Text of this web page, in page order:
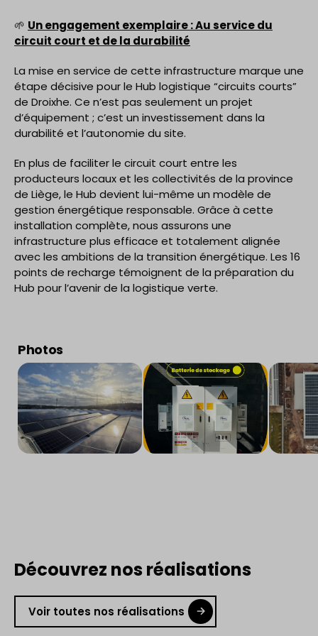
🌱 Un engagement exemplaire : Au service du
circuit court et de la durabilité
La mise en service de cette infrastructure marque une
étape décisive pour le Hub logistique “circuits courts”
de Droixhe. Ce n’est pas seulement un projet
d’équipement ; c’est un investissement dans la
durabilité et l’autonomie du site.
En plus de faciliter le circuit court entre les
producteurs locaux et les collectivités de la province
de Liège, le Hub devient lui-même un modèle de
gestion énergétique responsable. Grâce à cette
installation complète, nous assurons une
infrastructure plus efficace et totalement alignée
avec les ambitions de la transition énergétique. Les 16
points de recharge témoignent de la préparation du
Hub pour l’avenir de la logistique verte.
Photos
Découvrez nos réalisations
Voir toutes nos réalisations